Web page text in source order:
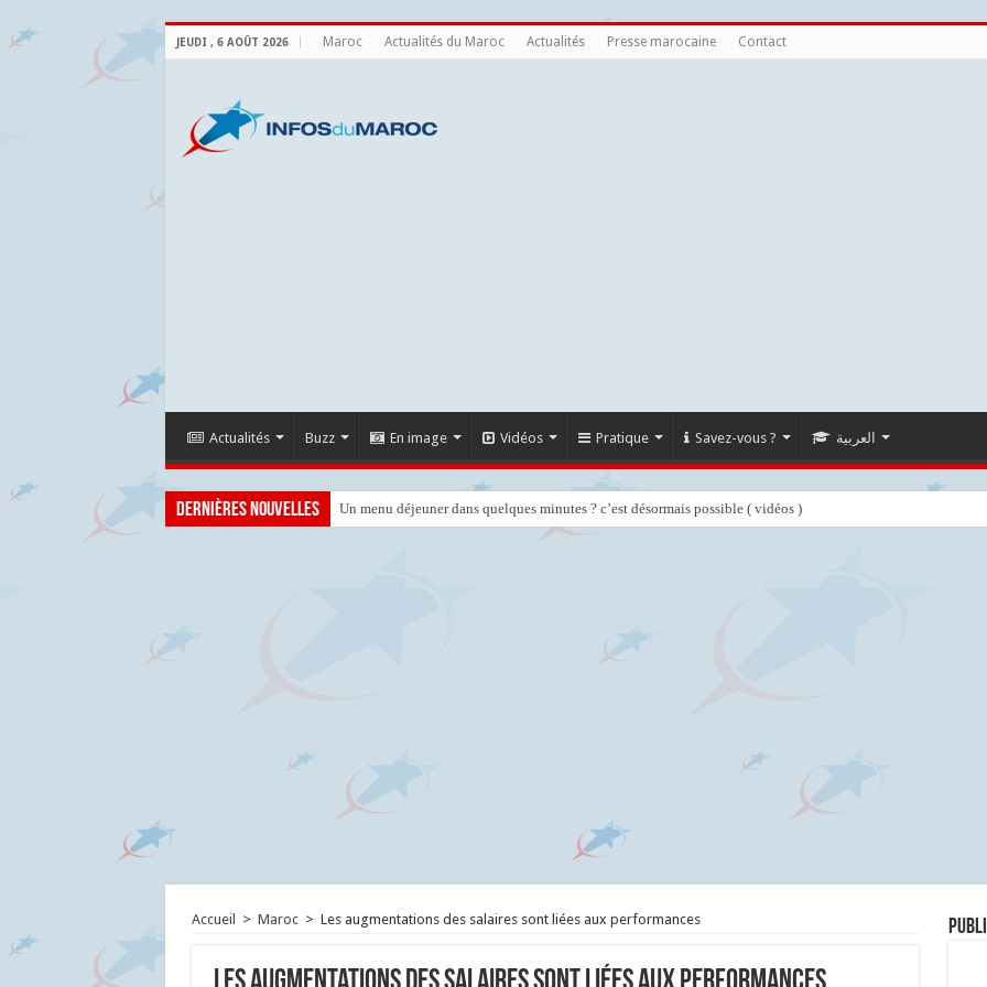
JEUDI , 6 AOÛT 2026 Maroc Actualités du Maroc Actualités Presse marocaine Contact
Actualités Buzz En image Vidéos Pratique Savez-vous ? العربية
Dernières nouvelles Un menu déjeuner dans quelques minutes ? c’est désormais possible ( vidéos )
Accueil > Maroc > Les augmentations des salaires sont liées aux performances